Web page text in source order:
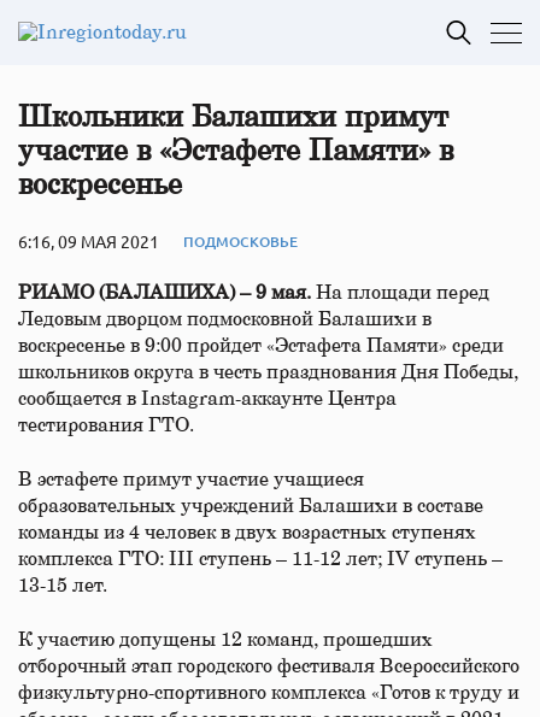
Школьники Балашихи примут
участие в «Эстафете Памяти» в
воскресенье
6:16, 09 МАЯ 2021 ПОДМОСКОВЬЕ
РИАМО (БАЛАШИХА) – 9 мая. На площади перед
Ледовым дворцом подмосковной Балашихи в
воскресенье в 9:00 пройдет «Эстафета Памяти» среди
школьников округа в честь празднования Дня Победы,
сообщается в Instagram-аккаунте Центра
тестирования ГТО.
В эстафете примут участие учащиеся
образовательных учреждений Балашихи в составе
команды из 4 человек в двух возрастных ступенях
комплекса ГТО: III ступень – 11-12 лет; IV ступень –
13-15 лет.
К участию допущены 12 команд, прошедших
отборочный этап городского фестиваля Всероссийского
физкультурно-спортивного комплекса «Готов к труду и